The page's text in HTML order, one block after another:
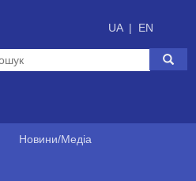
UA | EN
Новини/Медіа